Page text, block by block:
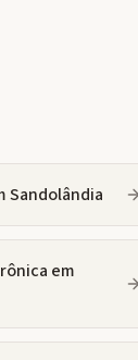
Sandolândia
em